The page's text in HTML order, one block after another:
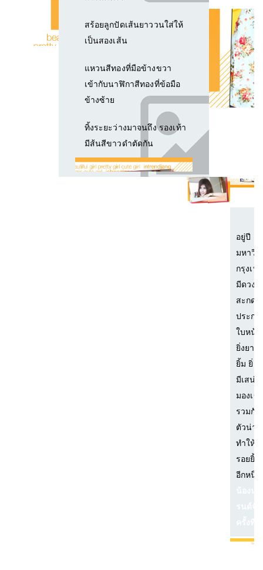
สร้อยลูกปัดเส้นยาววนใส่ให้
เป็นสองเส้น
แหวนสีทองที่มือข้างขวา
เข้ากับนาฬิกาสีทองที่ข้อมือ
ข้างซ้าย
ทิ้งระยะว่างมาจนถึง รองเท้า
มีส้นสีขาวดำตัดกัน
อยู่ปี 1
มหาวิท
กรุงเท
มีดวงต
สะกด
ประกอ
ใบหน้
ยิ่งยาม
ยิ้ม ยิ่ง
มีเสน่
มองเข้
รวมกับ
ตัวน่า
ทำให้เ
รอยยิ้ม
อีกหนึ่ง